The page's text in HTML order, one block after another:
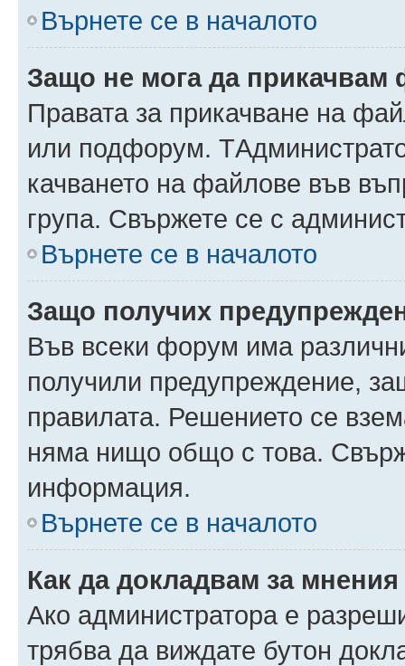
Върнете се в началото
Защо не мога да прикачвам
Правата за прикачване на
или подфорум.
качването на файлове във
група. Свържете се с
Върнете се в началото
Защо получих
Във всеки форум има
получили предупреждение,
правилата. Решението се
няма нищо общо с това.
информация.
Върнете се в началото
Как да докладвам за
Ако администратора е
трябва да виждате бутон